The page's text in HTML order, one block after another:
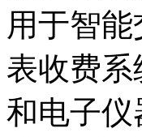
用于智
表收费
和电子